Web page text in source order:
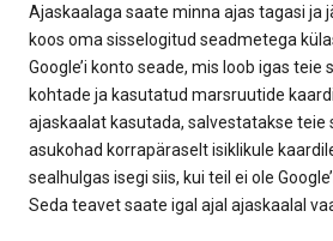
Ajaskaalaga saate minna ajas tagasi ja
koos oma sisselogitud seadmetega
Google’i konto seade, mis loob igas teie
kohtade ja kasutatud marsruutide
ajaskaalat kasutada, salvestatakse teie
asukohad korrapäraselt isiklikule
sealhulgas isegi siis, kui teil ei ole
Seda teavet saate igal ajal ajaskaalal